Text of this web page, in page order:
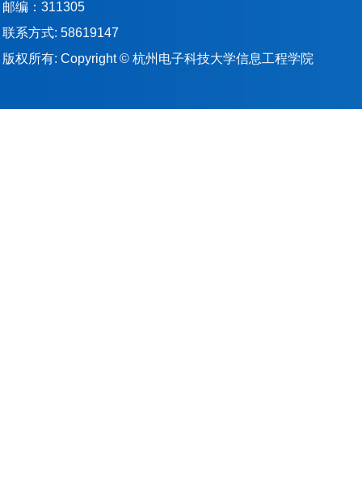
邮编：311305
联系方式: 58619147
版权所有: Copyright © 杭州电子科技大学信息工程学院